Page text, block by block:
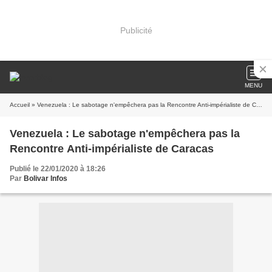
Publicité
MENU
Accueil » Venezuela : Le sabotage n'empêchera pas la Rencontre Anti-impérialiste de Caracas
Venezuela : Le sabotage n'empêchera pas la
Rencontre Anti-impérialiste de Caracas
Publié le 22/01/2020 à 18:26
Par Bolivar Infos